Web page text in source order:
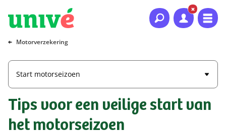
Naar hoofdinhoud
Naar hoofdnavigatie
Naar footer
Motorverzekering
Start motorseizoen
Tips voor een veilige start van
het motorseizoen